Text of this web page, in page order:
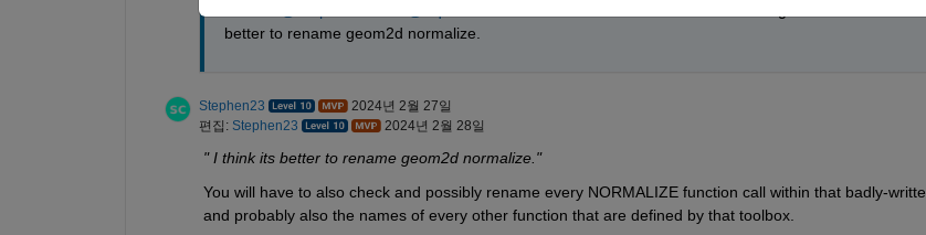
better to rename geom2d normalize.
Stephen23
2024년 2월 27일
편집: Stephen23 2024년 2월 28일
" I think its better to rename geom2d normalize."
You will have to also check and possibly rename every NORMALIZE function call within that badly-
and probably also the names of every other function that are defined by that toolbox.